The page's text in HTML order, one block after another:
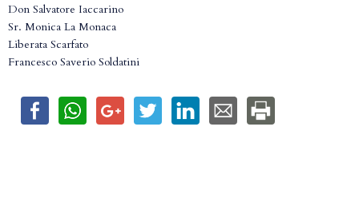
Don Salvatore Iaccarino
Sr. Monica La Monaca
Liberata Scarfato
Francesco Saverio Soldatini